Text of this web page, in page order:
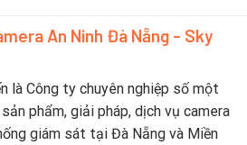
thoại
dưới
2
An Ninh Đà Nẵng - Sky
là Công ty chuyên nghiệp số một
phẩm, giải pháp, dịch vụ camera
giám sát tại Đà Nẵng và Miền